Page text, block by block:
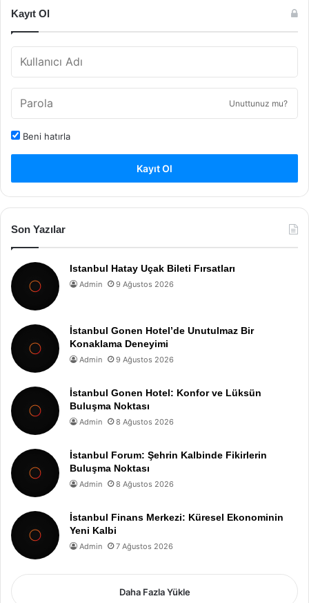
Kayıt Ol
Unuttunuz mu?
Beni hatırla
Kayıt Ol
Son Yazılar
Istanbul Hatay Uçak Bileti Fırsatları
Admin 9 Ağustos 2026
İstanbul Gonen Hotel’de Unutulmaz Bir
Konaklama Deneyimi
Admin 9 Ağustos 2026
İstanbul Gonen Hotel: Konfor ve Lüksün
Buluşma Noktası
Admin 8 Ağustos 2026
İstanbul Forum: Şehrin Kalbinde Fikirlerin
Buluşma Noktası
Admin 8 Ağustos 2026
İstanbul Finans Merkezi: Küresel Ekonominin
Yeni Kalbi
Admin 7 Ağustos 2026
Daha Fazla Yükle